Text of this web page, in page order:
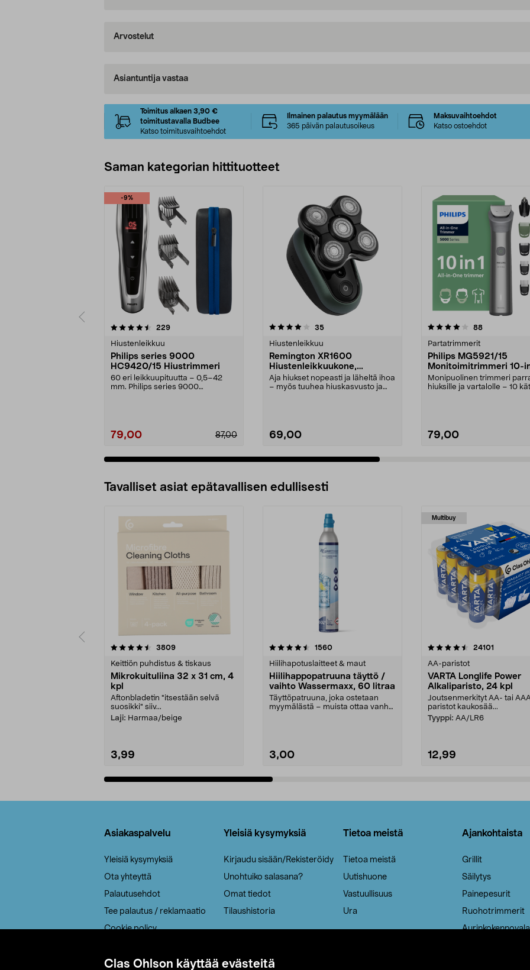
Clas Ohlson käyttää evästeitä
Arvostelut
Asiantuntija vastaa
Toimitus alkaen 3,90 €
toimitustavalla Budbee
Katso toimitusvaihtoehdot
Ilmainen palautus myymälään
365 päivän palautusoikeus
Maksuvaihtoehdot
Katso ostoehdot
Saman kategorian hittituotteet
-9%
229arvostelut
Hiustenleikkuu
Philips series 9000
HC9420/15 Hiustrimmeri
60 eri leikkuupituutta – 0,5–42
mm. Philips series 9000
79,00 87,00
4.0 viidestä
35arvostelut
Hiustenleikkuu
Remington XR1600
Hiustenleikkuukone,
akkukäyttöinen
Aja hiukset nopeasti ja läheltä ihoa
– myös tuuhea hiuskasvusto ja
69,00
4.0 viidestä
88arvostelut
Partatrimmerit
Philips MG5921/15
Monitoimitrimmeri 10-
Monipuolinen trimmeri
hiuksille ja vartalolle – 10
79,00
4.5 viidestä
Tavalliset asiat epätavallisen edullisesti
3809arvostelut
Keittiön puhdistus & tiskaus
Mikrokuituliina 32 x 31 cm, 4
kpl
Aftonbladetin "itsestään selvä
suosikki" siiv...
Laji: Harmaa/beige
3,99
4.5viidestä
1560arvostelut
Hiilihapotuslaitteet & maut
Hiilihappopatruuna täyttö /
vaihto Wassermaxx, 60 litraa
Täyttöpatruuna, joka ostetaan
myymälästä – muista ottaa vanha
3,00
Multibuy
4.5viidestä
24101
AA-paristot
VARTA Longlife Power
Alkaliparisto, 24 kpl
Joutsenmerkityt AA- tai
paristot kaukosää...
Tyyppi: AA/LR6
12,99
4.5viidestä
Asiakaspalvelu
Yleisiä kysymyksiä
Ota yhteyttä
Palautusehdot
Tee palautus / reklamaatio
Cookie policy
Saavutettavuus
Yleisiä kysymyksiä
Kirjaudu sisään/Rekisteröidy
Unohtuiko salasana?
Omat tiedot
Tilaushistoria
Tietoa meistä
Tietoa meistä
Uutishuone
Vastuullisuus
Ura
Ajankohtaista
Grillit
Säilytys
Painepesurit
Ruohotrimmerit